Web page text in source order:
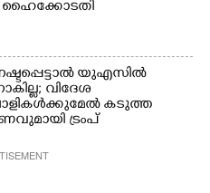
യുഎസിൽ
വിദേശ
കടുത്ത
ട്രംപ്‌